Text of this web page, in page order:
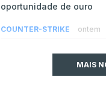
oportunidade de ouro
COUNTER-STRIKE ontem
do Counter-Strike 2MAIS